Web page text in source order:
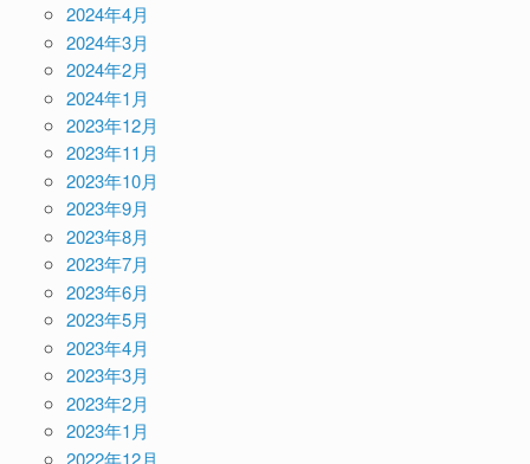
2024年4月
2024年3月
2024年2月
2024年1月
2023年12月
2023年11月
2023年10月
2023年9月
2023年8月
2023年7月
2023年6月
2023年5月
2023年4月
2023年3月
2023年2月
2023年1月
2022年12月